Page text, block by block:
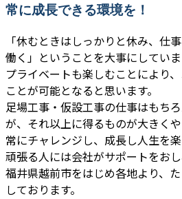
常に成長できる環境を！
「休むときはしっかりと休み、仕
働く」ということを大事にしていま
プライベートも楽しむことにより
ことが可能となると思います。
足場工事・仮設工事の仕事はもち
が、それ以上に得るものが大きくや
常にチャレンジし、成長し人生を
頑張る人には会社がサポートをおし
福井県越前市をはじめ各地より、
しております。